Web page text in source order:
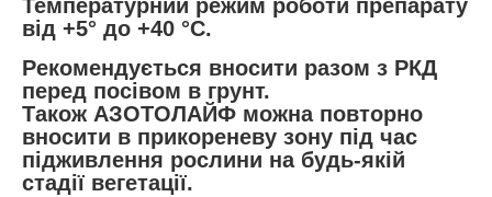
Температурний режим роботи препарату
від +5° до +40 °С.
Рекомендується вносити разом з РКД
перед посівом в грунт.
Також АЗОТОЛАЙФ можна повторно
вносити в прикореневу зону під час
підживлення рослини на будь-якій
стадії вегетації.